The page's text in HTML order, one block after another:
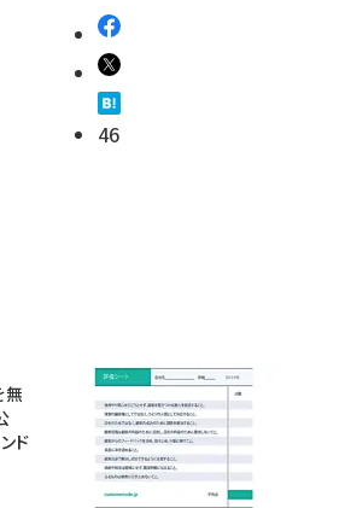
46
無
ド